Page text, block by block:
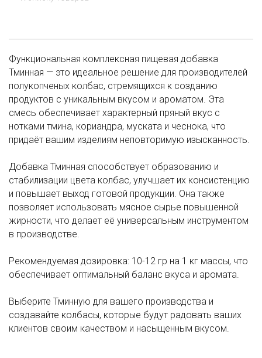
Функциональная комплексная пищевая добавка
Тминная — это идеальное решение для производителей
полукопченых колбас, стремящихся к созданию
продуктов с уникальным вкусом и ароматом. Эта
смесь обеспечивает характерный пряный вкус с
нотками тмина, кориандра, муската и чеснока, что
придаёт вашим изделиям неповторимую изысканность.
Добавка Тминная способствует образованию и
стабилизации цвета колбас, улучшает их консистенцию
и повышает выход готовой продукции. Она также
позволяет использовать мясное сырье повышенной
жирности, что делает её универсальным инструментом
в производстве.
Рекомендуемая дозировка: 10-12 гр на 1 кг массы, что
обеспечивает оптимальный баланс вкуса и аромата.
Выберите Тминную для вашего производства и
создавайте колбасы, которые будут радовать ваших
клиентов своим качеством и насыщенным вкусом.